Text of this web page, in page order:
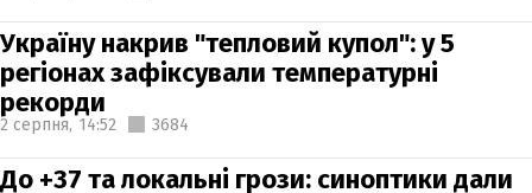
Україну накрив "тепловий купол": у 5
регіонах зафіксували температурні
рекорди
2 серпня, 14:52 3684
До +37 та локальні грози: синоптики дали